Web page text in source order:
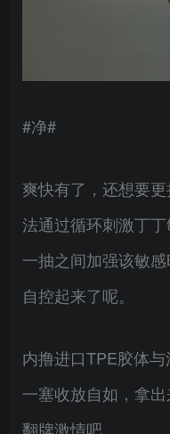
#净#
爽快有了，还想要
法通过循环刺激丁
一抽之间加强该敏
自控起来了呢。
内撸进口TPE胶体
一塞收放自如，拿
翻牌激情吧。